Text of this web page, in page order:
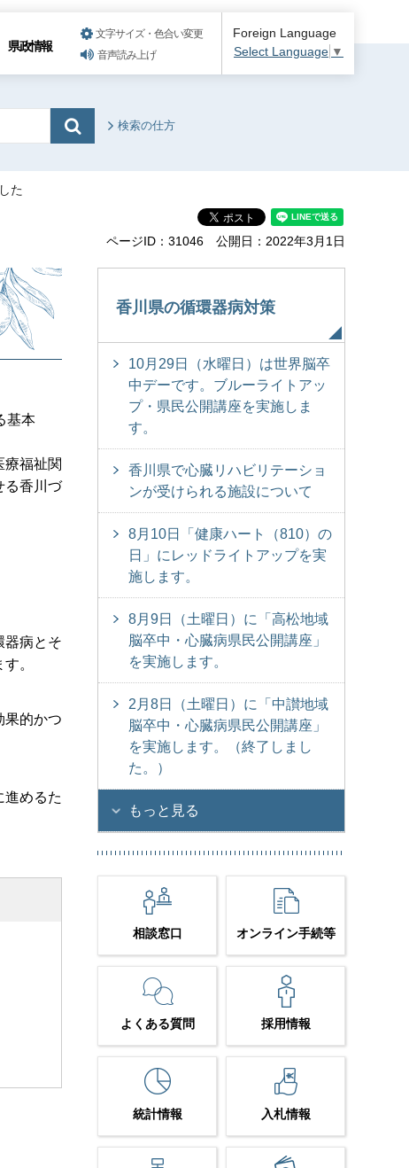
県政情報
文字サイズ・色合い変更
音声読み上げ
Foreign Language
Select Language ▼
検索の仕方
た
ページID：31046 公開日：2022年3月1日
基本
療福祉関
る香川づ
器病とそ
。
果的かつ
進めるた
香川県の循環器病対策
10月29日（水曜日）は世界脳卒
中デーです。ブルーライトアッ
プ・県民公開講座を実施しま
す。
香川県で心臓リハビリテーショ
ンが受けられる施設について
8月10日「健康ハート（810）の
日」にレッドライトアップを実
施します。
8月9日（土曜日）に「高松地域
脳卒中・心臓病県民公開講座」
を実施します。
2月8日（土曜日）に「中讃地域
脳卒中・心臓病県民公開講座」
を実施します。（終了しまし
た。）
もっと見る
相談窓口 オンライン手続等
よくある質問 採用情報
統計情報 入札情報